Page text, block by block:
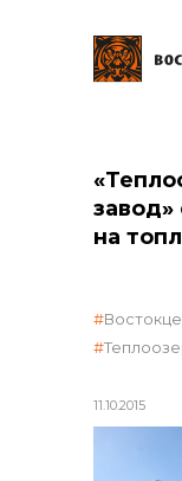
общая
на
11.10.2015